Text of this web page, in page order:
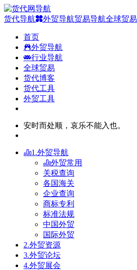
货代导航 外贸导航贸易导航全球贸易
首页
外贸导航
行业导航
全球贸易
货代博客
货代工具
外贸工具
安时而处顺，哀乐不能入也。
1.外贸导航
外贸常用
关税查询
各国海关
企业查询
商标专利
标准法规
中国外贸
国际外贸
2.外贸资源
3.外贸论坛
4.外贸展会